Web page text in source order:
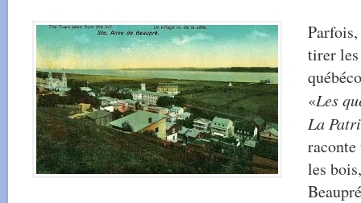
tirer les
«Les
La
raconte
les